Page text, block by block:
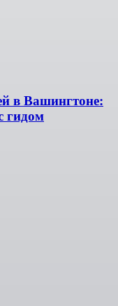
в Вашингтоне:
гидом